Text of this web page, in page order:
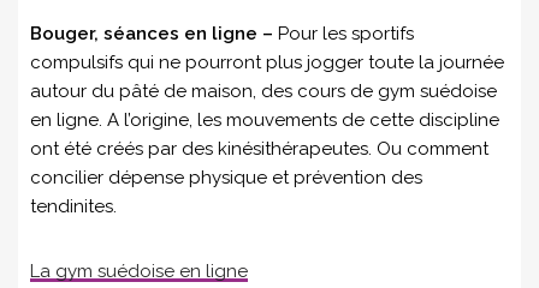
Bouger, séances en ligne – Pour les sportifs
compulsifs qui ne pourront plus jogger toute la journée
autour du pâté de maison, des cours de gym suédoise
en ligne. A l’origine, les mouvements de cette discipline
ont été créés par des kinésithérapeutes. Ou comment
concilier dépense physique et prévention des
tendinites.
La gym suédoise en ligne